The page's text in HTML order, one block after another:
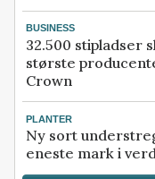
BUSINESS
32.500 stipladser
største
Crown
PLANTER
Ny sort
eneste mark i